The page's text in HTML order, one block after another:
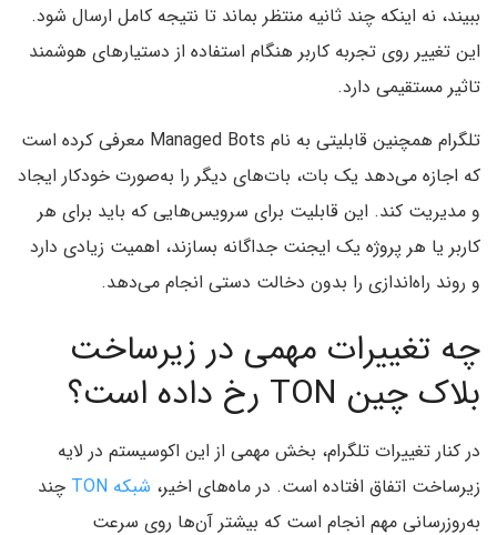
ببیند، نه اینکه چند ثانیه منتظر بماند تا نتیجه کامل ارسال شود.
این تغییر روی تجربه کاربر هنگام استفاده از دستیارهای هوشمند
تاثیر مستقیمی دارد.
تلگرام همچنین قابلیتی به نام Managed Bots معرفی کرده است
که اجازه می‌دهد یک بات، بات‌های دیگر را به‌صورت خودکار ایجاد
و مدیریت کند. این قابلیت برای سرویس‌هایی که باید برای هر
کاربر یا هر پروژه یک ایجنت جداگانه بسازند، اهمیت زیادی دارد
و روند راه‌اندازی را بدون دخالت دستی انجام می‌دهد.
چه تغییرات مهمی در زیرساخت
بلاک چین TON رخ داده است؟
در کنار تغییرات تلگرام، بخش مهمی از این اکوسیستم در لایه
زیرساخت اتفاق افتاده است. در ماه‌های اخیر، شبکه TON
چند
به‌روزرسانی مهم انجام است که بیشتر آن‌ها روی سرعت